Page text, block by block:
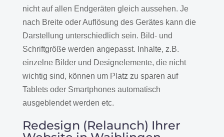
nicht auf allen Endgeräten gleich aussehen. Je
nach Breite oder Auflösung des Gerätes kann die
Darstellung unterschiedlich sein. Bild- und
Schriftgröße werden angepasst. Inhalte, z.B.
einzelne Bilder und Designelemente, die nicht
wichtig sind, können um Platz zu sparen auf
Tablets oder Smartphones automatisch
ausgeblendet werden etc.
Redesign (Relaunch) Ihrer